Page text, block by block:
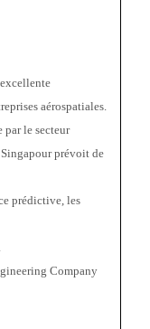
aérospatiales.
le secteur
prévoit de
prédictive, les
Company